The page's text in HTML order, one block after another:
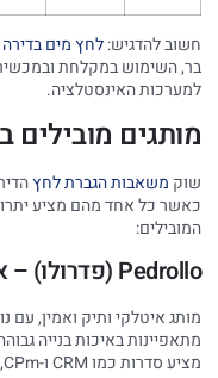
חשוב להדגיש:לחץ מים בדירה
למערכות האינסטלציה.
מותגים מובילים
שוק משאבות הגברת לחץ
כאשר כל אחד מהם מציע
המובילים:
Pedrollo (פדרולו) – איטליה
מותג איטלקי ותיק ואמין,
מתאפיינות באיכות בנייה
מציע סדרות כמו CRM ו-CPm, המתאימות למגוון צרכים.